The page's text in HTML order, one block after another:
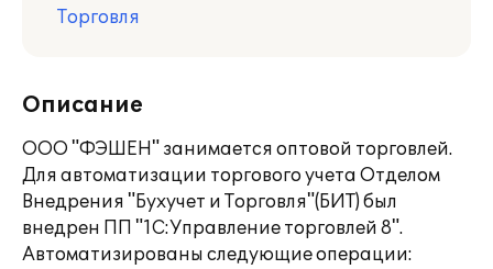
Торговля
Описание
ООО "ФЭШЕН" занимается оптовой торговлей.
Для автоматизации торгового учета Отделом
Внедрения "Бухучет и Торговля"(БИТ) был
внедрен ПП "1С:Управление торговлей 8".
Автоматизированы следующие операции: